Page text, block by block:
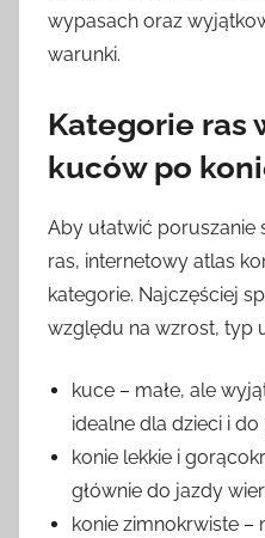
wypasach oraz
warunki.
Kategorie ras
kuców po
Aby ułatwić
ras, internetowy atlas
kategorie. Najczęściej
względu na wzrost, typ
kuce – małe, ale
idealne dla dzieci i
konie lekkie i
głównie do jazdy
konie zimnokrwiste –